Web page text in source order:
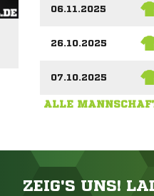
06.11.2025
26.10.2025
07.10.2025
ALLE
ZEIG'S UNS!